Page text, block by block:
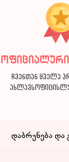
ჩვენთან ყველა
დაბრუნება და